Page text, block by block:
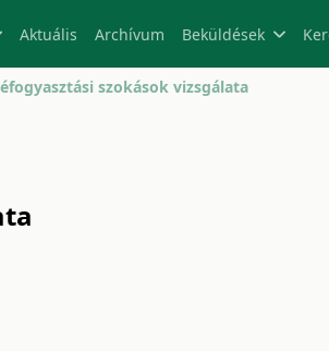
Aktuális Archívum Beküldések
szokások vizsgálata